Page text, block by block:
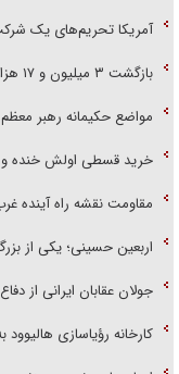
آمریکا تحریم‌های یک
بازگشت ۳ میلیون و ۱۷ هزار زائر اربعین به کشور
مواضع حکیمانه رهبر
خرید قسطی اولش خنده
مقاومت نقشه راه آینده
اربعین حسینی؛ یکی از
جولان عقابان ایرانی از
کارخانه رؤیاسازی